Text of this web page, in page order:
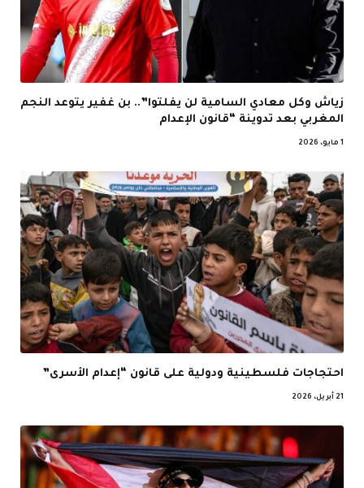
زياش وكل معادي السامية لن يفلتوا”.. بن غفير يتوعد النجم
المغربي بعد تدوينة “قانون الإعدام
1 مايو، 2026
احتجاجات فلسطينية ودولية على قانون “إعدام الأسرى”
21 أبريل، 2026